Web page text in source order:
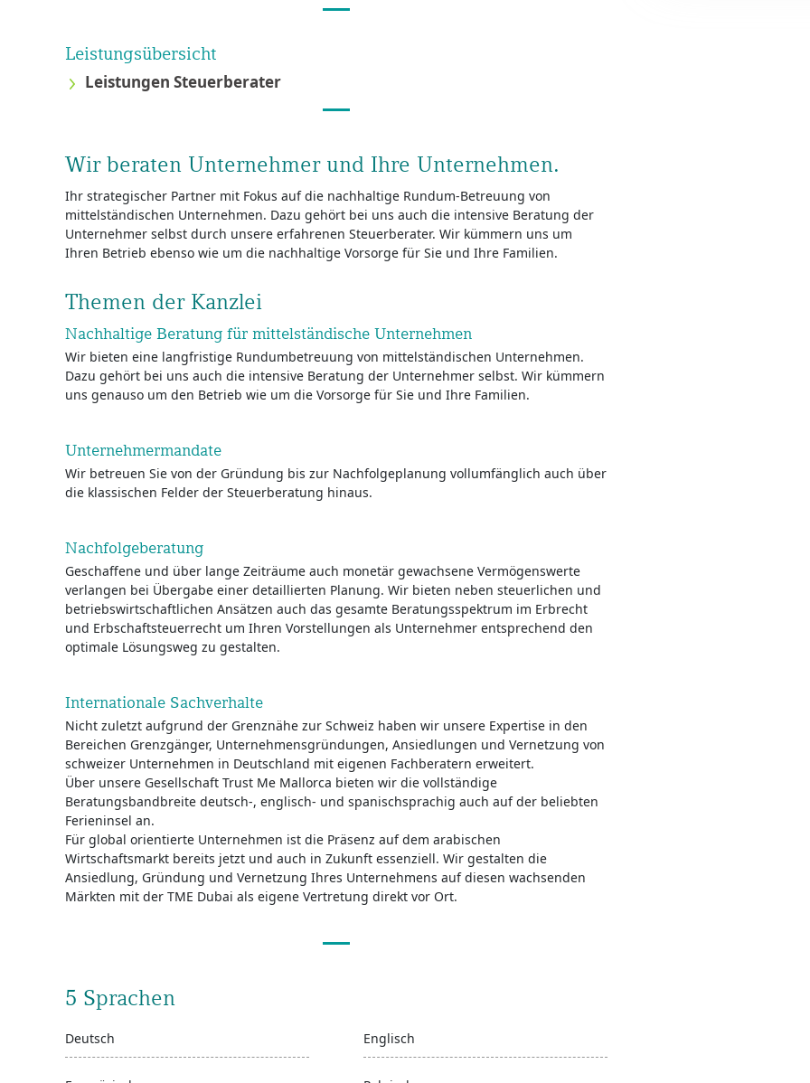
Leistungsübersicht
Leistungen Steuerberater
Wir beraten Unternehmer und Ihre Unternehmen.
Ihr strategischer Partner mit Fokus auf die nachhaltige Rundum-Betreuung von
mittelständischen Unternehmen. Dazu gehört bei uns auch die intensive Beratung der
Unternehmer selbst durch unsere erfahrenen Steuerberater. Wir kümmern uns um
Ihren Betrieb ebenso wie um die nachhaltige Vorsorge für Sie und Ihre Familien.
Themen der Kanzlei
Nachhaltige Beratung für mittelständische Unternehmen
Wir bieten eine langfristige Rundumbetreuung von mittelständischen Unternehmen.
Dazu gehört bei uns auch die intensive Beratung der Unternehmer selbst. Wir kümmern
uns genauso um den Betrieb wie um die Vorsorge für Sie und Ihre Familien.
Unternehmermandate
Wir betreuen Sie von der Gründung bis zur Nachfolgeplanung vollumfänglich auch über
die klassischen Felder der Steuerberatung hinaus.
Nachfolgeberatung
Geschaffene und über lange Zeiträume auch monetär gewachsene Vermögenswerte
verlangen bei Übergabe einer detaillierten Planung. Wir bieten neben steuerlichen und
betriebswirtschaftlichen Ansätzen auch das gesamte Beratungsspektrum im Erbrecht
und Erbschaftsteuerrecht um Ihren Vorstellungen als Unternehmer entsprechend den
optimale Lösungsweg zu gestalten.
Internationale Sachverhalte
Nicht zuletzt aufgrund der Grenznähe zur Schweiz haben wir unsere Expertise in den
Bereichen Grenzgänger, Unternehmensgründungen, Ansiedlungen und Vernetzung von
schweizer Unternehmen in Deutschland mit eigenen Fachberatern erweitert.
Über unsere Gesellschaft Trust Me Mallorca bieten wir die vollständige
Beratungsbandbreite deutsch-, englisch- und spanischsprachig auch auf der beliebten
Ferieninsel an.
Für global orientierte Unternehmen ist die Präsenz auf dem arabischen
Wirtschaftsmarkt bereits jetzt und auch in Zukunft essenziell. Wir gestalten die
Ansiedlung, Gründung und Vernetzung Ihres Unternehmens auf diesen wachsenden
Märkten mit der TME Dubai als eigene Vertretung direkt vor Ort.
5 Sprachen
Deutsch Englisch